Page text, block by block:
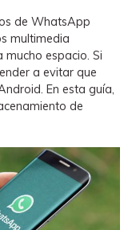
tanto de todo en
de WhatsApp
multimedia
espacio. Si
a evitar que
En esta guía,
de